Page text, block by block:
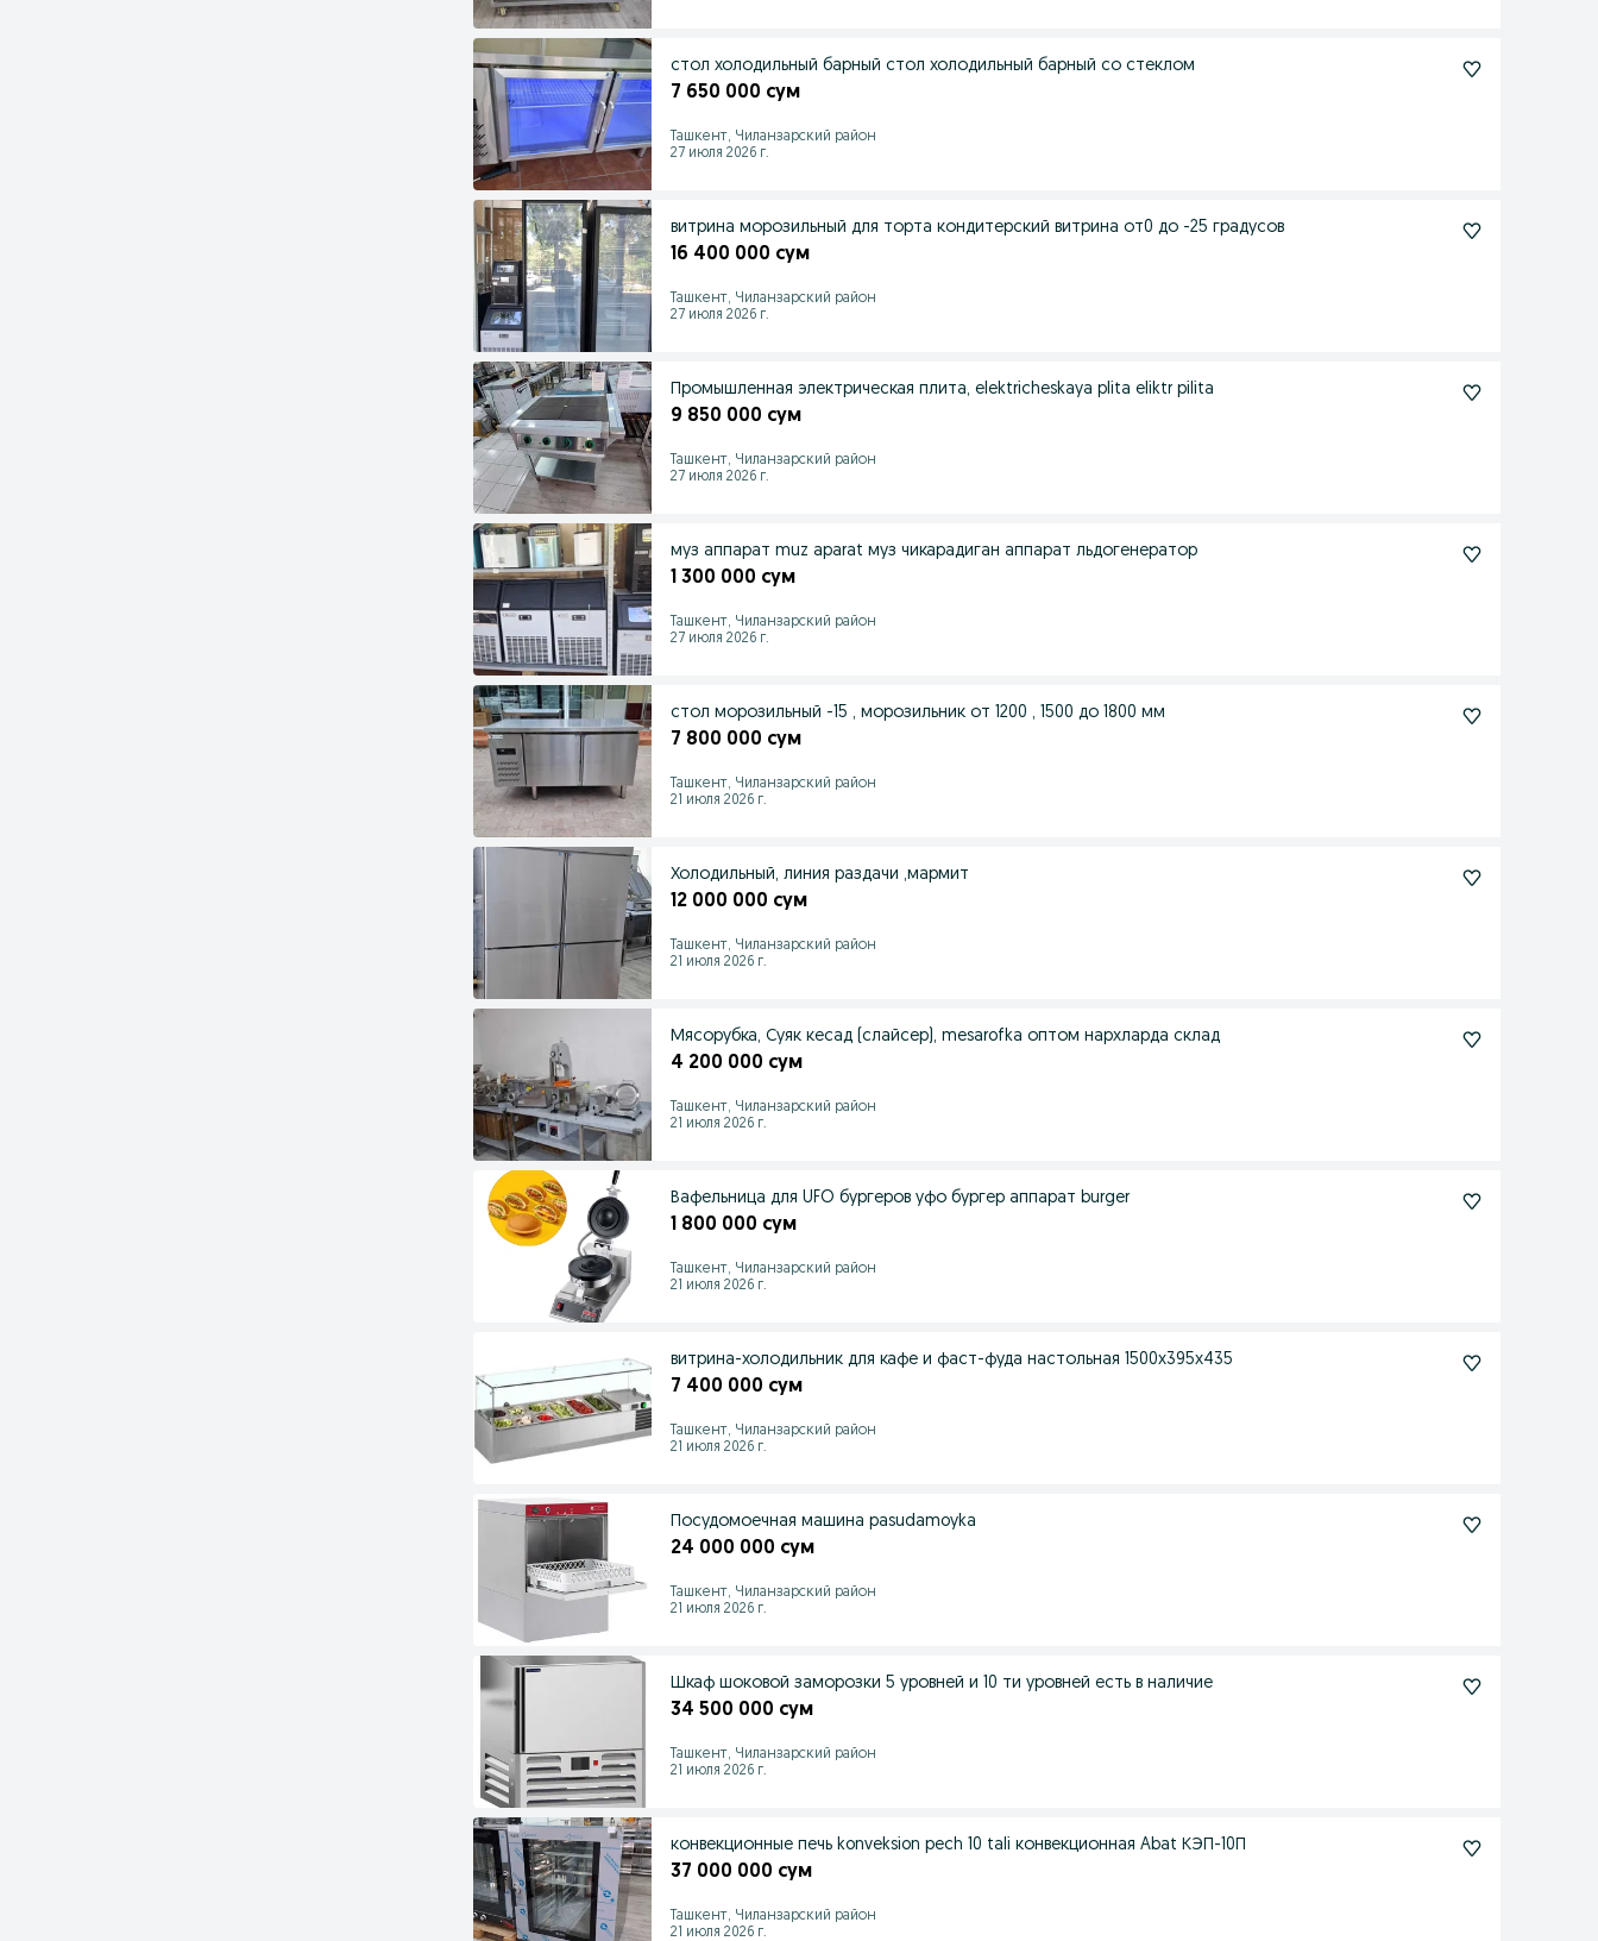
стол холодильный барный стол холодильный барный со стеклом
7 650 000 сум
Ташкент, Чиланзарский район
27 июля 2026 г.
витрина морозильный для торта кондитерский витрина от0 до -25 градусов
16 400 000 сум
Ташкент, Чиланзарский район
27 июля 2026 г.
Промышленная электрическая плита, elektricheskaya plita eliktr pilita
9 850 000 сум
Ташкент, Чиланзарский район
27 июля 2026 г.
муз аппарат muz aparat муз чикарадиган аппарат льдогенератор
1 300 000 сум
Ташкент, Чиланзарский район
27 июля 2026 г.
стол морозильный -15 , морозильник от 1200 , 1500 до 1800 мм
7 800 000 сум
Ташкент, Чиланзарский район
21 июля 2026 г.
Холодильный, линия раздачи ,мармит
12 000 000 сум
Ташкент, Чиланзарский район
21 июля 2026 г.
Мясорубка, Суяк кесад (слайсер), mesarofka оптом нархларда склад
4 200 000 сум
Ташкент, Чиланзарский район
21 июля 2026 г.
Вафельница для UFO бургеров уфо бургер аппарат burger
1 800 000 сум
Ташкент, Чиланзарский район
21 июля 2026 г.
витрина-холодильник для кафе и фаст-фуда настольная 1500х395х435
7 400 000 сум
Ташкент, Чиланзарский район
21 июля 2026 г.
Посудомоечная машина pasudamoyka
24 000 000 сум
Ташкент, Чиланзарский район
21 июля 2026 г.
Шкаф шоковой заморозки 5 уровней и 10 ти уровней есть в наличие
34 500 000 сум
Ташкент, Чиланзарский район
21 июля 2026 г.
конвекционные печь konveksion pech 10 tali конвекционная Abat КЭП-10П
37 000 000 сум
Ташкент, Чиланзарский район
21 июля 2026 г.